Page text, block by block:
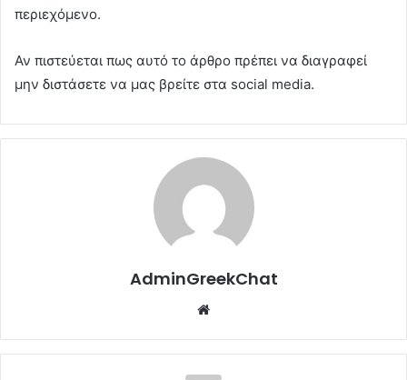
περιεχόμενο.
Αν πιστεύεται πως αυτό το άρθρο πρέπει να διαγραφεί
μην διστάσετε να μας βρείτε στα social media.
AdminGreekChat